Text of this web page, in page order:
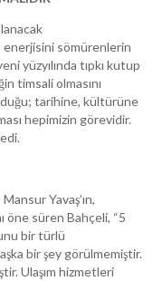
enerjisini sömürenlerin
yüzyılında tıpkı kutup
timsali olmasını
tarihine, kültürüne
hepimizin görevidir.
Yavaş’ın,
öne süren Bahçeli, “5
bir türlü
bir şey görülmemiştir.
Ulaşım hizmetleri